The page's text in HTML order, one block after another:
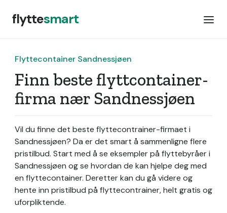
flyttesmart
Flyttecontainer Sandnessjøen
Finn beste flyttcontainer-
firma nær Sandnessjøen
Vil du finne det beste flyttecontrainer-firmaet i
Sandnessjøen? Da er det smart å sammenligne flere
pristilbud. Start med å se eksempler på flyttebyråer i
Sandnessjøen og se hvordan de kan hjelpe deg med
en flyttecontainer. Deretter kan du gå videre og
hente inn pristilbud på flyttecontrainer, helt gratis og
uforpliktende.